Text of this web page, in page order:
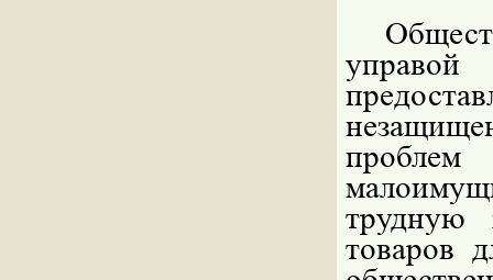
управой
проблем
трудную
товаров